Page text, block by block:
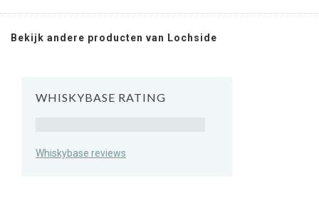
Bekijk andere producten van Lochside
WHISKYBASE RATING
Whiskybase reviews